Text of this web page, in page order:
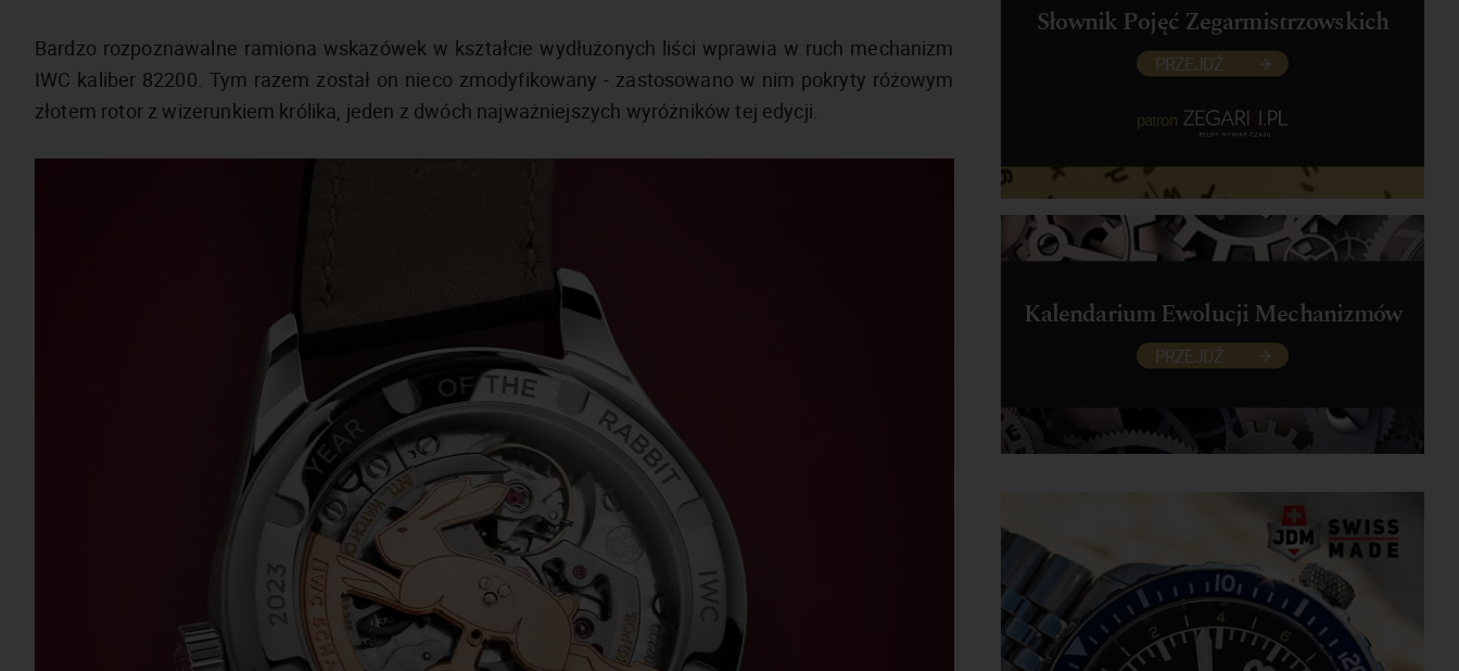
Bardzo rozpoznawalne ramiona wskazówek w kształcie wydłużonych liści wprawia w ruch mechanizm
IWC kaliber 82200. Tym razem został on nieco zmodyfikowany - zastosowano w nim pokryty różowym
złotem rotor z wizerunkiem królika, jeden z dwóch najważniejszych wyróżników tej edycji.
Słownik Pojęć Zegarmistrzowskich
PRZEJDŹ
patron
Kalendarium Ewolucji Mechanizmów
PRZEJDŹ